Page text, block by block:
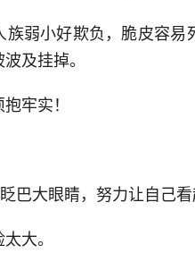
族弱小好欺负，脆皮容
及挂掉。
牢实！
巴大眼睛，努力让自己看
大。